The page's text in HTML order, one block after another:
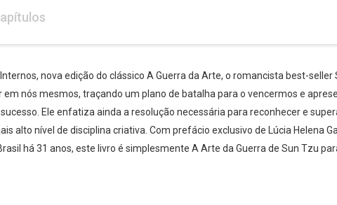
nova edição do clássico A Guerra da Arte, o romancista best-
nós mesmos, traçando um plano de batalha para o vencermos e
Ele enfatiza ainda a resolução necessária para reconhecer e
alto nível de disciplina criativa. Com prefácio exclusivo de Lúcia Helena
há 31 anos, este livro é simplesmente A Arte da Guerra de Sun Tzu